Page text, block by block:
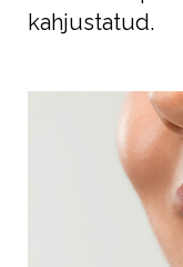
kahjustatud.